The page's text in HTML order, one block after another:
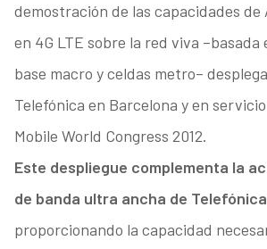
demostración de las capacidades
en 4G LTE sobre la red viva –basada
base macro y celdas metro–
Telefónica en Barcelona y en
Mobile World Congress 2012.
Este despliegue complementa la
de banda ultra ancha de
proporcionando la capacidad